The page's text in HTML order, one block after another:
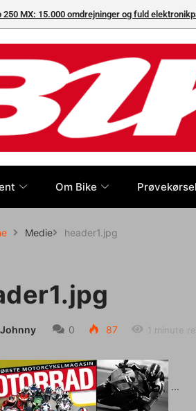
250 MX: 15.000 omdrejninger og fuld
Om Bike Prøvekørsel
Medie header1.jpg
Johnny 0 87 1 minute